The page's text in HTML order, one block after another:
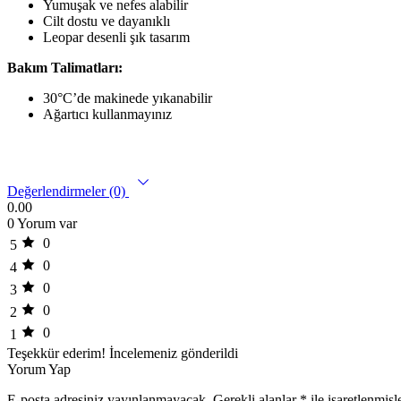
Yumuşak ve nefes alabilir
Cilt dostu ve dayanıklı
Leopar desenli şık tasarım
Bakım Talimatları:
30°C’de makinede yıkanabilir
Ağartıcı kullanmayınız
Değerlendirmeler (0)
0.00
0 Yorum var
5
0
4
0
3
0
2
0
1
0
Teşekkür ederim! İncelemeniz gönderildi
Yorum Yap